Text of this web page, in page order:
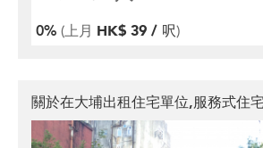
0% (上月 HK$ 39 / 呎)
關於在大埔出租住宅單位,服務式住